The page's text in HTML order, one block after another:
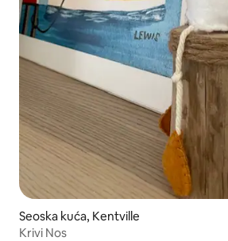
Seoska kuća, Kentville
Krivi Nos